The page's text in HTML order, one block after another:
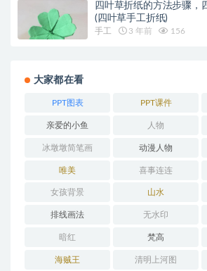
四叶草折纸的方法步骤，
(四叶草手工折纸)
手工 3 年前 156
大家都在看
PPT图表 PPT课件
亲爱的小鱼 人物
冰墩墩简笔画 动漫人物
唯美 喜事连连
女孩背景 山水
排线画法 无水印
暗红 梵高
海贼王 清明上河图